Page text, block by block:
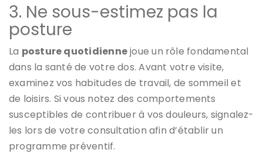
3. Ne sous-estimez pas la
posture
La posture quotidiennejoue un rôle fondamental
dans la santé de votre dos. Avant votre visite,
examinez vos habitudes de travail, de sommeil et
de loisirs. Si vous notez des comportements
susceptibles de contribuer à vos douleurs, signalez-
les lors de votre consultation afin d’établir un
programme préventif.